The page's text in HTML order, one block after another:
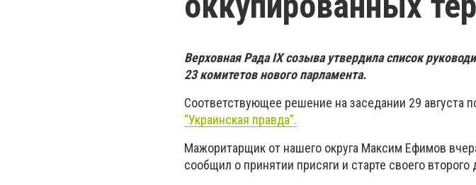
Верховная Рада IX созыва утвердила список
23 комитетов нового парламента.
Соответствующее решение на заседании 29 августа
“Украинская правда”.
Мажоритарщик от нашего округа Максим Ефимов
сообщил о принятии присяги и старте своего второго